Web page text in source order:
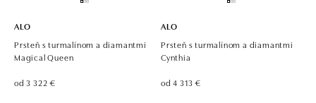
ALO
Prsteň s turmalínom a diamantmi
Magical Queen
od 3 322 €
ALO
Prsteň s turmalínom a diamantmi
Cynthia
od 4 313 €